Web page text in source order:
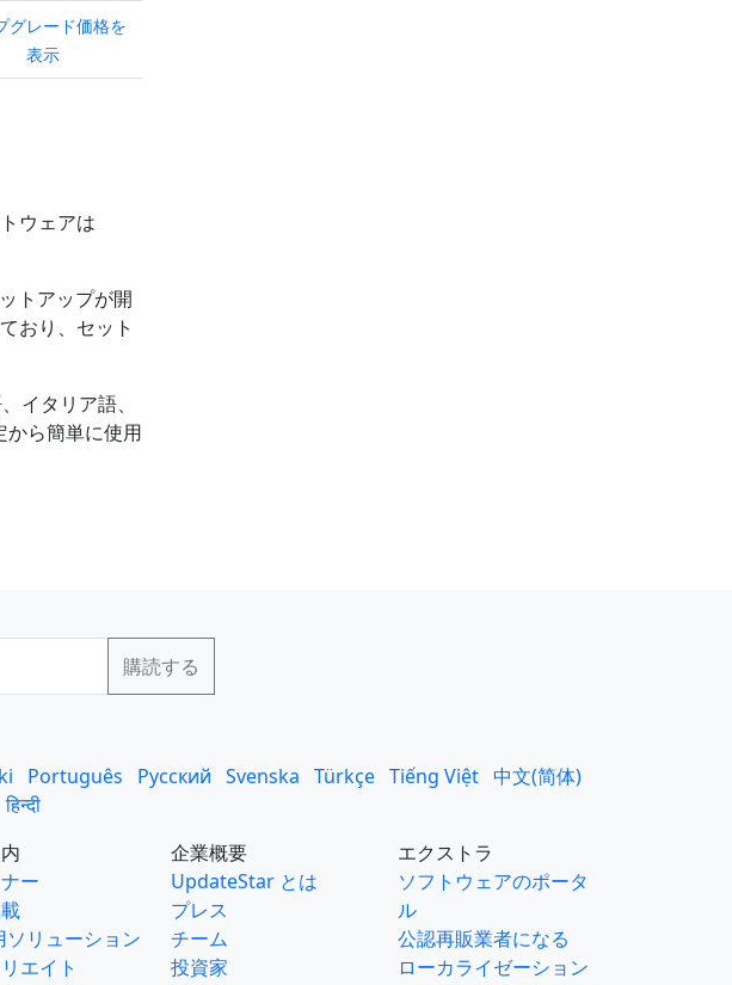
グレード価格を
表示
ウェアは
トアップが開
おり、セット
イタリア語、
から簡単に使用
Português Русский Svenska Türkçe Tiếng Việt 中文(简体)
हिन्दी
ー
ソリューション
エイト
企業概要
UpdateStar とは
プレス
チーム
投資家
エクストラ
ソフトウェアのポータ
ル
公認再販業者になる
ローカライゼーション